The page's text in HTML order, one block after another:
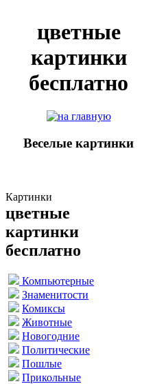
цветные
картинки
бесплатно
Веселые картинки
Картинки
цветные
картинки
бесплатно
Компьютерные
Знаменитости
Комиксы
Животные
Новогодние
Политические
Пошлые
Прикольные